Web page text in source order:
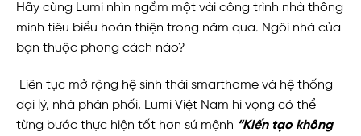
Hãy cùng Lumi nhìn ngắm một vài công trình nhà thông
minh tiêu biểu hoàn thiện trong năm qua. Ngôi nhà của
bạn thuộc phong cách nào?
Liên tục mở rộng hệ sinh thái smarthome và hệ thống
đại lý, nhà phân phối, Lumi Việt Nam hi vọng có thể
từng bước thực hiện tốt hơn sứ mệnh “Kiến tạo không